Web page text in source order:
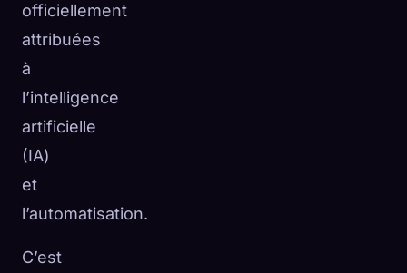
officiellement
attribuées
à
l’intelligence
artificielle
(IA)
et
l’automatisation.
C’est